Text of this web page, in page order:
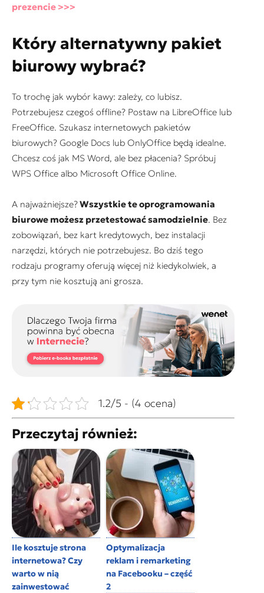
prezencie >>>
Który alternatywny pakiet
biurowy wybrać?
To trochę jak wybór kawy: zależy, co lubisz.
Potrzebujesz czegoś offline? Postaw na LibreOffice lub
FreeOffice. Szukasz internetowych pakietów
biurowych? Google Docs lub OnlyOffice będą idealne.
Chcesz coś jak MS Word, ale bez płacenia? Spróbuj
WPS Office albo Microsoft Office Online.
A najważniejsze?Wszystkie te oprogramowania
biurowe możesz przetestować samodzielnie. Bez
zobowiązań, bez kart kredytowych, bez instalacji
narzędzi, których nie potrzebujesz. Bo dziś tego
rodzaju programy oferują więcej niż kiedykolwiek, a
przy tym nie kosztują ani grosza.
1.2/5 - (4 ocena)
Przeczytaj również:
Ile kosztuje strona
internetowa? Czy
warto w nią
zainwestować
Optymalizacja
reklam i remarketing
na Facebooku – część
2